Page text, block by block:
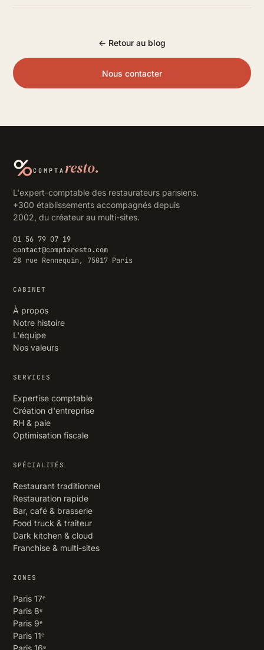
← Retour au blog
Nous contacter
COMPTA resto.
L'expert-comptable des restaurateurs parisiens.
+300 établissements accompagnés depuis
2002, du créateur au multi-sites.
01 56 79 07 19
contact@comptaresto.com
28 rue Rennequin, 75017 Paris
CABINET
À propos
Notre histoire
L'équipe
Nos valeurs
SERVICES
Expertise comptable
Création d'entreprise
RH & paie
Optimisation fiscale
SPÉCIALITÉS
Restaurant traditionnel
Restauration rapide
Bar, café & brasserie
Food truck & traiteur
Dark kitchen & cloud
Franchise & multi-sites
ZONES
Paris 17ᵉ
Paris 8ᵉ
Paris 9ᵉ
Paris 11ᵉ